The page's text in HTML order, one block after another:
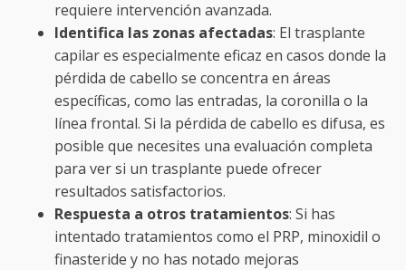
requiere intervención avanzada.
Identifica las zonas afectadas: El trasplante
capilar es especialmente eficaz en casos donde la
pérdida de cabello se concentra en áreas
específicas, como las entradas, la coronilla o la
línea frontal. Si la pérdida de cabello es difusa, es
posible que necesites una evaluación completa
para ver si un trasplante puede ofrecer
resultados satisfactorios.
Respuesta a otros tratamientos: Si has
intentado tratamientos como el PRP, minoxidil o
finasteride y no has notado mejoras